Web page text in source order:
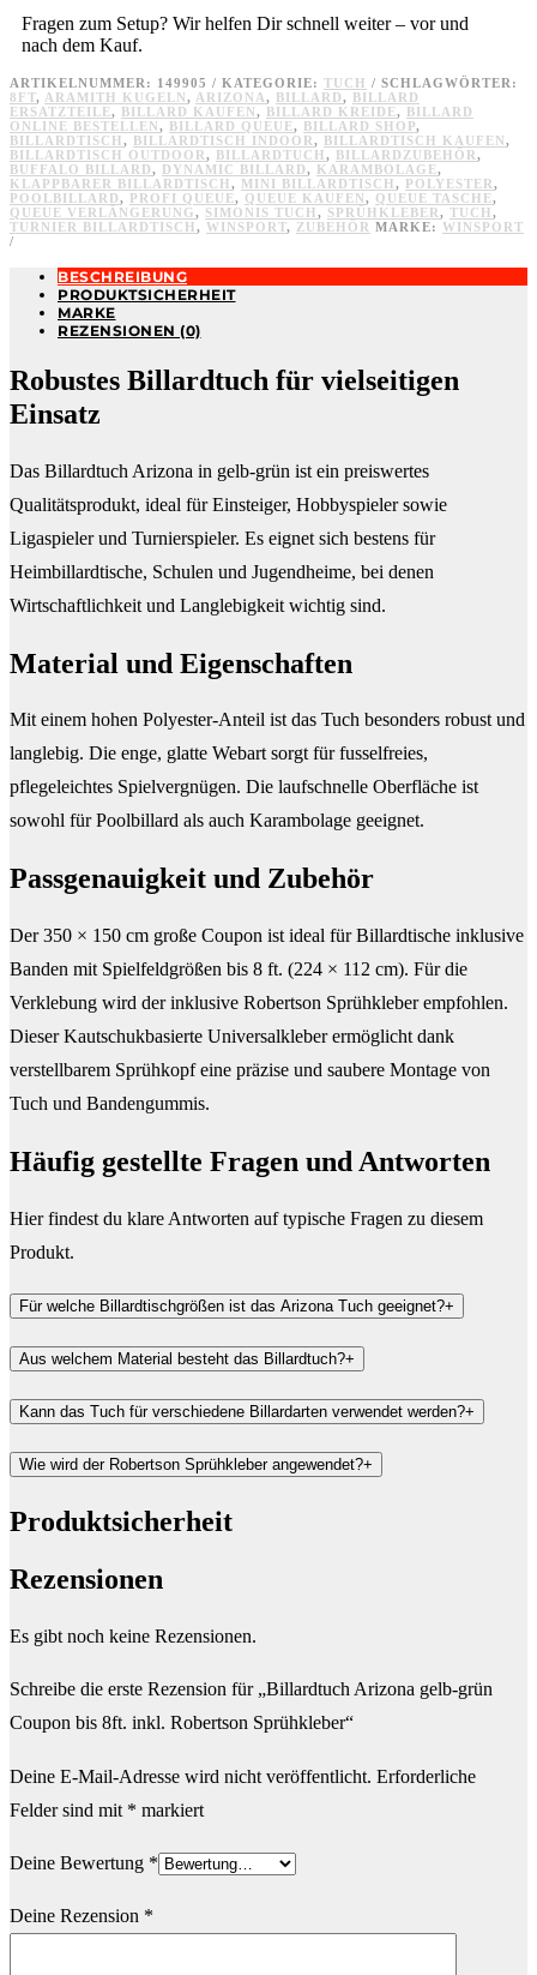
Fragen zum Setup? Wir helfen Dir schnell weiter – vor und
nach dem Kauf.
ARTIKELNUMMER: 149905 KATEGORIE: TUCH
SCHLAGWÖRTER:
8FT, ARAMITH KUGELN, ARIZONA, BILLARD, BILLARD
ERSATZTEILE, BILLARD KAUFEN, BILLARD KREIDE, BILLARD
ONLINE BESTELLEN, BILLARD QUEUE, BILLARD SHOP,
BILLARDTISCH, BILLARDTISCH INDOOR, BILLARDTISCH KAUFEN,
BILLARDTISCH OUTDOOR, BILLARDTUCH, BILLARDZUBEHÖR,
BUFFALO BILLARD, DYNAMIC BILLARD, KARAMBOLAGE,
KLAPPBARER BILLARDTISCH, MINI BILLARDTISCH, POLYESTER,
POOLBILLARD, PROFI QUEUE, QUEUE KAUFEN, QUEUE TASCHE,
QUEUE VERLÄNGERUNG, SIMONIS TUCH, SPRÜHKLEBER, TUCH,
TURNIER BILLARDTISCH, WINSPORT, ZUBEHÖR MARKE: WINSPORT
BESCHREIBUNG
PRODUKTSICHERHEIT
MARKE
REZENSIONEN (0)
Robustes Billardtuch für vielseitigen
Einsatz
Das Billardtuch Arizona in gelb-grün ist ein preiswertes
Qualitätsprodukt, ideal für Einsteiger, Hobbyspieler sowie
Ligaspieler und Turnierspieler. Es eignet sich bestens für
Heimbillardtische, Schulen und Jugendheime, bei denen
Wirtschaftlichkeit und Langlebigkeit wichtig sind.
Material und Eigenschaften
Mit einem hohen Polyester-Anteil ist das Tuch besonders robust und
langlebig. Die enge, glatte Webart sorgt für fusselfreies,
pflegeleichtes Spielvergnügen. Die laufschnelle Oberfläche ist
sowohl für Poolbillard als auch Karambolage geeignet.
Passgenauigkeit und Zubehör
Der 350 × 150 cm große Coupon ist ideal für Billardtische inklusive
Banden mit Spielfeldgrößen bis 8 ft. (224 × 112 cm). Für die
Verklebung wird der inklusive Robertson Sprühkleber empfohlen.
Dieser Kautschukbasierte Universalkleber ermöglicht dank
verstellbarem Sprühkopf eine präzise und saubere Montage von
Tuch und Bandengummis.
Häufig gestellte Fragen und Antworten
Hier findest du klare Antworten auf typische Fragen zu diesem
Produkt.
Für welche Billardtischgrößen ist das Arizona Tuch geeignet?+
Aus welchem Material besteht das Billardtuch?+
Kann das Tuch für verschiedene Billardarten verwendet werden?+
Wie wird der Robertson Sprühkleber angewendet?+
Produktsicherheit
Rezensionen
Es gibt noch keine Rezensionen.
Schreibe die erste Rezension für „Billardtuch Arizona gelb-grün
Coupon bis 8ft. inkl. Robertson Sprühkleber“
Deine E-Mail-Adresse wird nicht veröffentlicht. Erforderliche
Felder sind mit * markiert
Deine Bewertung *
Deine Rezension *